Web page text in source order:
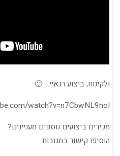
ולקינוח, ביצוע רגאיי… 🙂
watch?v=n7CbwNL9noI
מכירים ביצועים נוספים מעניינים?
הוסיפו קישור בתגובות.